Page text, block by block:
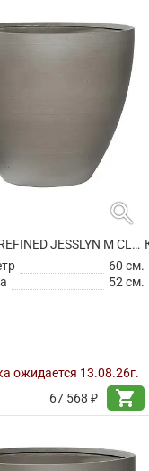
search
КАШПО REFINED JESSLYN M CLOUDED GREY
60 см.
52 см.
ожидается 13.08.26г.
67 568 ₽
shopping_cart